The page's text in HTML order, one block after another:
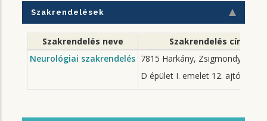
Szakrendelések
Szakrendelés neve
Szakrendelés címe
Neurológiai szakrendelés 7815 Harkány, Zsigmondy
D épület I. emelet 12. ajtó